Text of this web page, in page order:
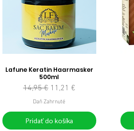
Lafune Keratin Haarmasker
500ml
Normálna cena
14,95 € Zľavnená cena
11,21 €
Daň Zahrnuté
Pridať do košíka